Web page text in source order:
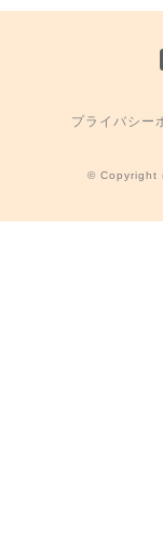
プライバシー
© Copyright